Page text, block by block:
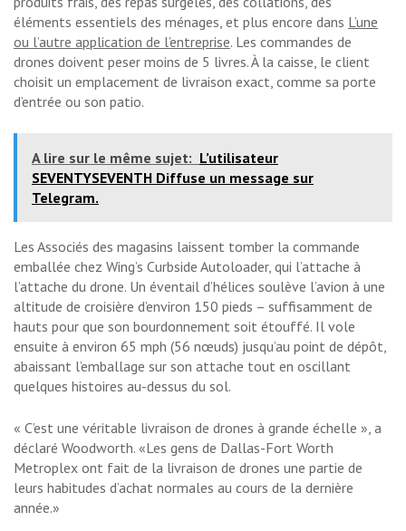
éléments essentiels des ménages, et plus encore dans L’une
ou l’autre application de l’entreprise. Les commandes de
drones doivent peser moins de 5 livres. À la caisse, le client
choisit un emplacement de livraison exact, comme sa porte
d’entrée ou son patio.
A lire sur le même sujet: L’utilisateur
SEVENTYSEVENTH Diffuse un message sur
Telegram.
Les Associés des magasins laissent tomber la commande
emballée chez Wing’s Curbside Autoloader, qui l’attache à
l’attache du drone. Un éventail d’hélices soulève l’avion à une
altitude de croisière d’environ 150 pieds – suffisamment de
hauts pour que son bourdonnement soit étouffé. Il vole
ensuite à environ 65 mph (56 nœuds) jusqu’au point de dépôt,
abaissant l’emballage sur son attache tout en oscillant
quelques histoires au-dessus du sol.
« C’est une véritable livraison de drones à grande échelle », a
déclaré Woodworth. «Les gens de Dallas-Fort Worth
Metroplex ont fait de la livraison de drones une partie de
leurs habitudes d’achat normales au cours de la dernière
année.»